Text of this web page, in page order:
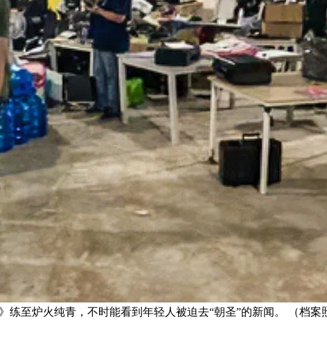
练至炉火纯青，不时能看到年轻人被迫去“朝圣”的新闻。 （档案